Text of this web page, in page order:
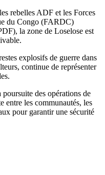
rebelles ADF et les Forces
du Congo (FARDC)
la zone de Loselose est
explosifs de guerre dans
continue de représenter
des opérations de
entre les communautés, les
pour garantir une sécurité